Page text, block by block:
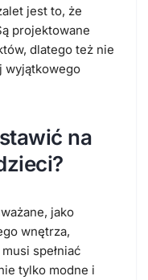
jest to, że
projektowane
dlatego też nie
wyjątkowego
na
jako
wnętrza,
spełniać
tylko modne i